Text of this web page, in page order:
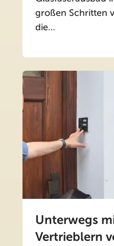
großen Schritten
die…
Unterwegs
Vertrieblern